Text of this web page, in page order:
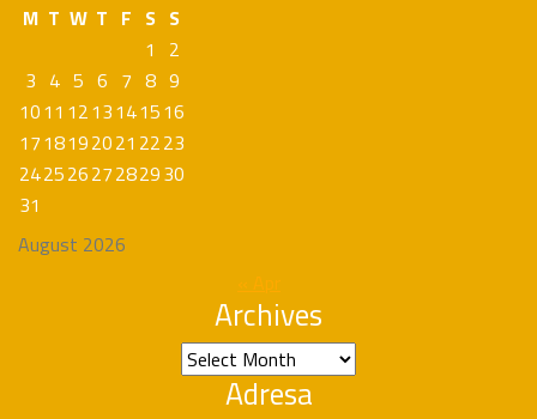
August 2026
M T W T F S S
1
2
3 4 5 6 7 8 9
1011 1213141516
1718192021 2223
24252627282930
31
Archives
Archives
Adresa